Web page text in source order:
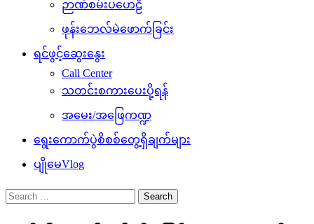
ဉာဏ်စမ်းပဟေဠိ
ဖုန်းဘေလ်မဲဖောက်ခြင်း
ရင်ဖွင့်ဆွေးနွေး
Call Center
သတင်းစကားပေးပို့ရန်
အမေး/အဖြေကဏ္ဍ
ရွေးကောက်ပွဲစိစစ်တွေ့ရှိချက်များ
ပျိုမေVlog
Search
for: